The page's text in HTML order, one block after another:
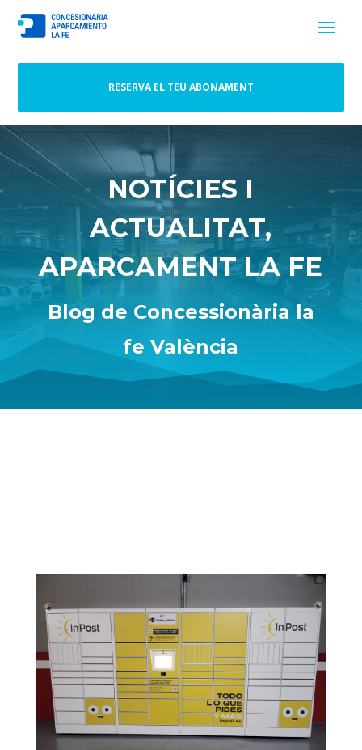
RESERVA EL TEU ABONAMENT
NOTÍCIES I
ACTUALITAT,
APARCAMENT LA FE
Blog de Concessionària la
fe València